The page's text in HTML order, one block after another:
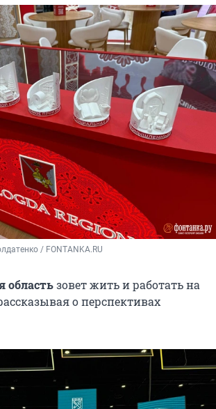
/ FONTANKA.RU
областьзовет жить и работать на
о перспективах